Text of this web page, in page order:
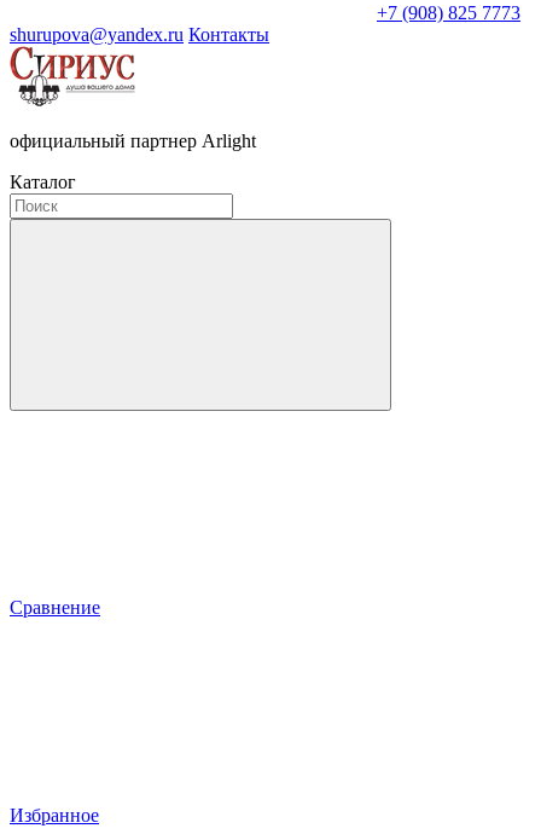
+7 (908) 825 7773
shurupova@yandex.ru Контакты
официальный партнер Arlight
Каталог
Сравнение
Избранное